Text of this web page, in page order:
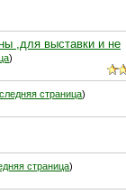
,для выставки и не
)
страница)
страница)